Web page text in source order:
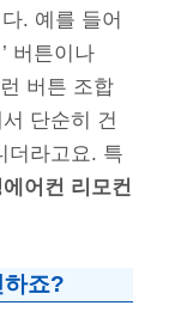
. 예를 들어
버튼이나
버튼 조합
단순히 건
더라고요. 특
어컨 리모컨
하죠?